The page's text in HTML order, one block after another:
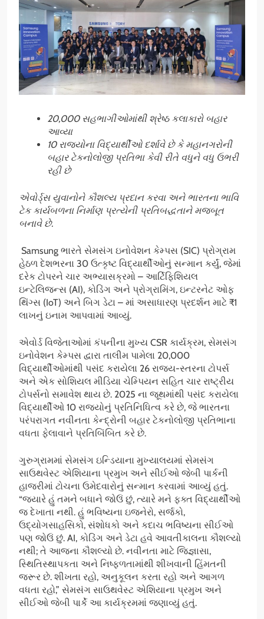
20,000 સહભાગીઓમાંથી શ્રેષ્ઠ કલાકારો બહાર
આવ્યા
10 રાજ્યોના વિદ્યાર્થીઓ દર્શાવે છે કે મહાનગરોની
બહાર ટેકનોલોજી પ્રતિભા કેવી રીતે વધુને વધુ ઉભરી
રહી છે
એવોર્ડ્સ યુવાનોને કૌશલ્ય પ્રદાન કરવા અને ભારતના ભાવિ
ટેક કાર્યબળના નિર્માણ પ્રત્યેની પ્રતિબદ્ધતાને મજબૂત
બનાવે છે.
Samsung ભારતે સેમસંગ ઇનોવેશન કેમ્પસ (SIC) પ્રોગ્રામ
હેઠળ દેશભરના 30 ઉત્કૃષ્ટ વિદ્યાર્થીઓનું સન્માન કર્યું, જેમાં
દરેક ટોપરને ચાર અભ્યાસક્રમો – આર્ટિફિશિયલ
ઇન્ટેલિજન્સ (AI), કોડિંગ અને પ્રોગ્રામિંગ, ઇન્ટરનેટ ઓફ
થિંગ્સ (IoT) અને બિગ ડેટા – માં અસાધારણ પ્રદર્શન માટે ₹1
લાખનું ઇનામ આપવામાં આવ્યું.
એવોર્ડ વિજેતાઓમાં કંપનીના મુખ્ય CSR કાર્યક્રમ, સેમસંગ
ઇનોવેશન કેમ્પસ દ્વારા તાલીમ પામેલા 20,000
વિદ્યાર્થીઓમાંથી પસંદ કરાયેલા 26 રાજ્ય-સ્તરના ટોપર્સ
અને એક સોશિયલ મીડિયા ચેમ્પિયન સહિત ચાર રાષ્ટ્રીય
ટોપર્સનો સમાવેશ થાય છે. 2025 ના જૂથમાંથી પસંદ કરાયેલા
વિદ્યાર્થીઓ 10 રાજ્યોનું પ્રતિનિધિત્વ કરે છે, જે ભારતના
પરંપરાગત નવીનતા કેન્દ્રોની બહાર ટેકનોલોજી પ્રતિભાના
વધતા ફેલાવાને પ્રતિબિંબિત કરે છે.
ગુરુગ્રામમાં સેમસંગ ઇન્ડિયાના મુખ્યાલયમાં સેમસંગ
સાઉથવેસ્ટ એશિયાના પ્રમુખ અને સીઈઓ જેબી પાર્કની
હાજરીમાં ટોચના ઉમેદવારોનું સન્માન કરવામાં આવ્યું હતું.
“જ્યારે હું તમને બધાને જોઉં છું, ત્યારે મને ફક્ત વિદ્યાર્થીઓ
જ દેખાતા નથી. હું ભવિષ્યના ઇજનેરો, સર્જકો,
ઉદ્યોગસાહસિકો, સંશોધકો અને કદાચ ભવિષ્યના સીઈઓ
પણ જોઉં છું. AI, કોડિંગ અને ડેટા હવે આવતીકાલના કૌશલ્યો
નથી; તે આજના કૌશલ્યો છે. નવીનતા માટે જિજ્ઞાસા,
સ્થિતિસ્થાપકતા અને નિષ્ફળતામાંથી શીખવાની હિંમતની
જરૂર છે. શીખતા રહો, અનુકૂલન કરતા રહો અને આગળ
વધતા રહો,” સેમસંગ સાઉથવેસ્ટ એશિયાના પ્રમુખ અને
સીઈઓ જેબી પાર્કે આ કાર્યક્રમમાં જણાવ્યું હતું.